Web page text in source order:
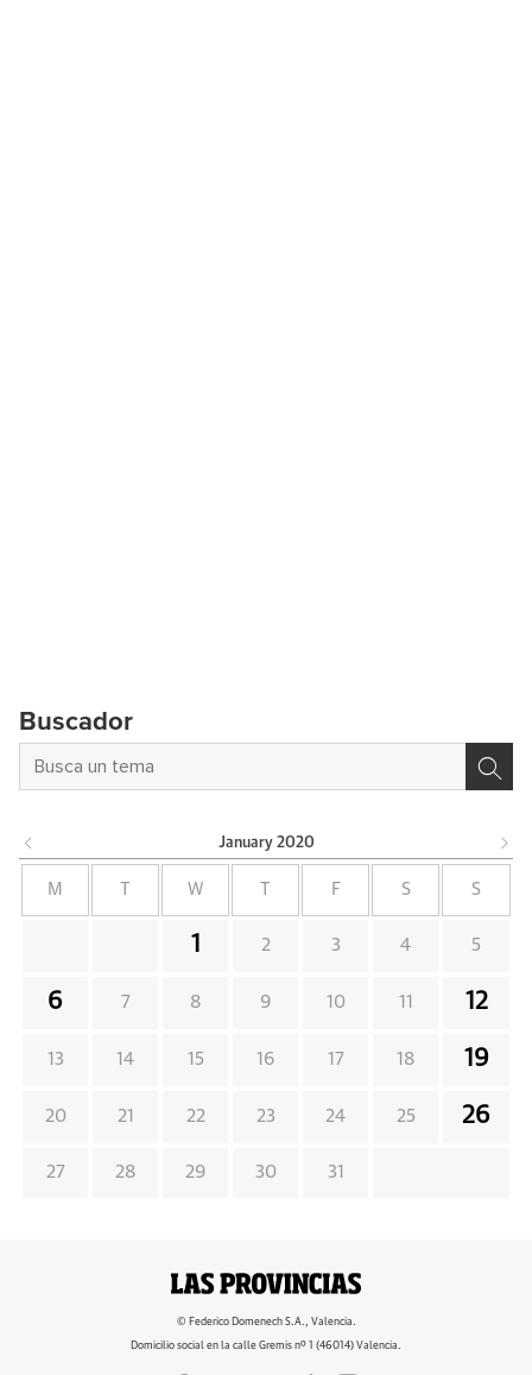
Buscador
January 2020
M T W T F S S
1 2 3 4 5
6 7 8 9 10 11 12
13 14 15 16 17 18 19
20 21 22 23 24 25 26
27 28 29 30 31
© Federico Domenech S.A., Valencia.
Domicilio social en la calle Gremis nº 1 (46014) Valencia.